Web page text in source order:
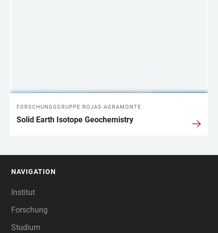
FORSCHUNGSGRUPPE ROJAS-AGRAMONTE
Solid Earth Isotope Geochemistry
NAVIGATION
Institut
Forschung
Studium